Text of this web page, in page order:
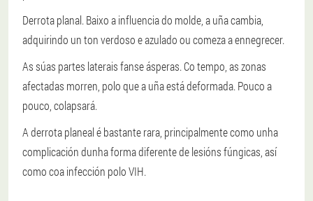
Derrota planal. Baixo a influencia do molde, a uña cambia,
adquirindo un ton verdoso e azulado ou comeza a ennegrecer.
As súas partes laterais fanse ásperas. Co tempo, as zonas
afectadas morren, polo que a uña está deformada. Pouco a
pouco, colapsará.
A derrota planeal é bastante rara, principalmente como unha
complicación dunha forma diferente de lesións fúngicas, así
como coa infección polo VIH.